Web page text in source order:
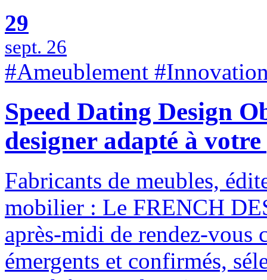
29
sept. 26
#Ameublement
Speed Dating Design
designer adapté à
Fabricants de meubles,
mobilier : Le FRENCH
après-midi de rendez-vous
émergents et confirmés,